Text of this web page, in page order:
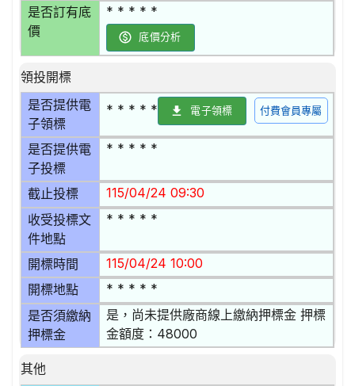
是否訂有底
價
* * * * *
底價分析
領投開標
是否提供電
子領標
* * * * * 電子領標 付費會員專屬
是否提供電
子投標
* * * * *
截止投標 115/04/24 09:30
收受投標文
件地點
* * * * *
開標時間 115/04/24 10:00
開標地點 * * * * *
是否須繳納
押標金
是，尚未提供廠商線上繳納押標金 押標
金額度：48000
其他